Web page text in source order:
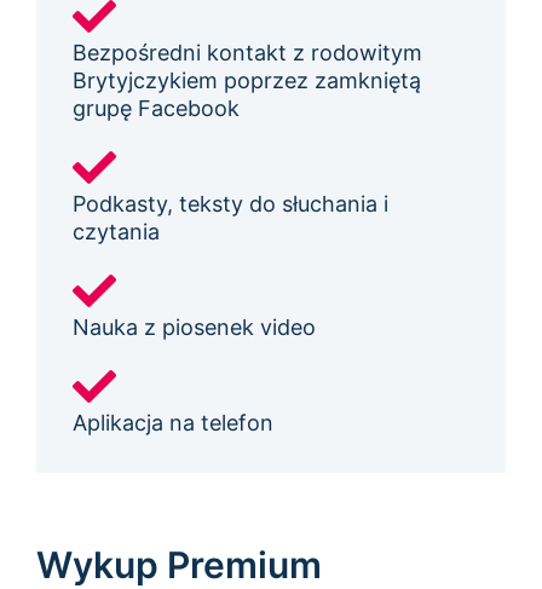
Bezpośredni kontakt z rodowitym
Brytyjczykiem poprzez zamkniętą
grupę Facebook
Podkasty, teksty do słuchania i
czytania
Nauka z piosenek video
Aplikacja na telefon
Wykup Premium